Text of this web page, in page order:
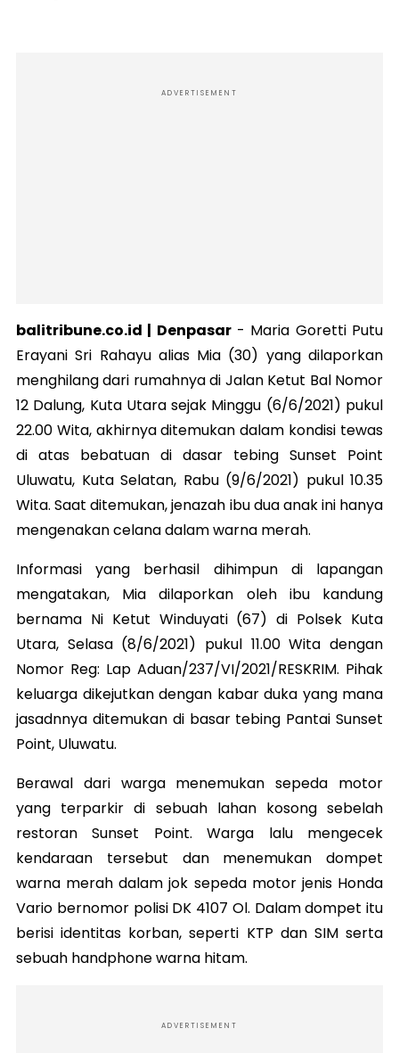
ADVERTISEMENT
balitribune.co.id | Denpasar- Maria Goretti Putu
Erayani Sri Rahayu alias Mia (30) yang dilaporkan
menghilang dari rumahnya di Jalan Ketut Bal Nomor
12 Dalung, Kuta Utara sejak Minggu (6/6/2021) pukul
22.00 Wita, akhirnya ditemukan dalam kondisi tewas
di atas bebatuan di dasar tebing Sunset Point
Uluwatu, Kuta Selatan, Rabu (9/6/2021) pukul 10.35
Wita. Saat ditemukan, jenazah ibu dua anak ini hanya
mengenakan celana dalam warna merah.
Informasi yang berhasil dihimpun di lapangan
mengatakan, Mia dilaporkan oleh ibu kandung
bernama Ni Ketut Winduyati (67) di Polsek Kuta
Utara, Selasa (8/6/2021) pukul 11.00 Wita dengan
Nomor Reg: Lap Aduan/237/VI/2021/RESKRIM. Pihak
keluarga dikejutkan dengan kabar duka yang mana
jasadnnya ditemukan di basar tebing Pantai Sunset
Point, Uluwatu.
Berawal dari warga menemukan sepeda motor
yang terparkir di sebuah lahan kosong sebelah
restoran Sunset Point. Warga lalu mengecek
kendaraan tersebut dan menemukan dompet
warna merah dalam jok sepeda motor jenis Honda
Vario bernomor polisi DK 4107 Ol. Dalam dompet itu
berisi identitas korban, seperti KTP dan SIM serta
sebuah handphone warna hitam.
ADVERTISEMENT